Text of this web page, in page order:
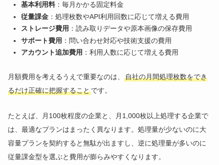
基本利用料 ：毎月かかる固定料金
従量課金 ：処理枚数やAPI利用回数に応じて増える費用
ストレージ費用 ：読み取りデータや原本画像の保存費用
サポート費用 ：問い合わせ対応や技術支援の費用
アカウント追加費用 ：利用人数に応じて増える費用
月額費用を考えるうえで重要なのは、自社の月間処理枚数をでき
るだけ正確に把握することです。
たとえば、月100枚程度の企業と、月1,000枚以上処理する企業で
は、最適なプランはまったく異なります。処理量が少ないのに大
容量プランを契約すると無駄が出ますし、逆に処理量が多いのに
従量課金型を選ぶと費用が膨らみやすくなります。